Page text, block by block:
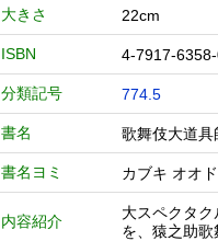
大きさ 22cm
ISBN 4-7917-
分類記号 774.5
書名 歌舞伎大道
書名ヨミ カブキ オオ
内容紹介
大スペクタ
を、猿之助歌